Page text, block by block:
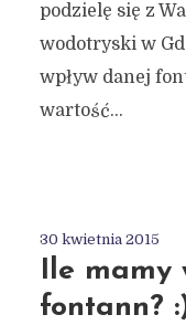
podzielę się z
wodotryski w
wpływ danej
wartość...
30 kwietnia 2015
Ile mamy
fontann?